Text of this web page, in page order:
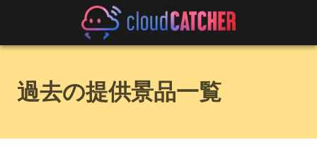
過去の提供景品一覧